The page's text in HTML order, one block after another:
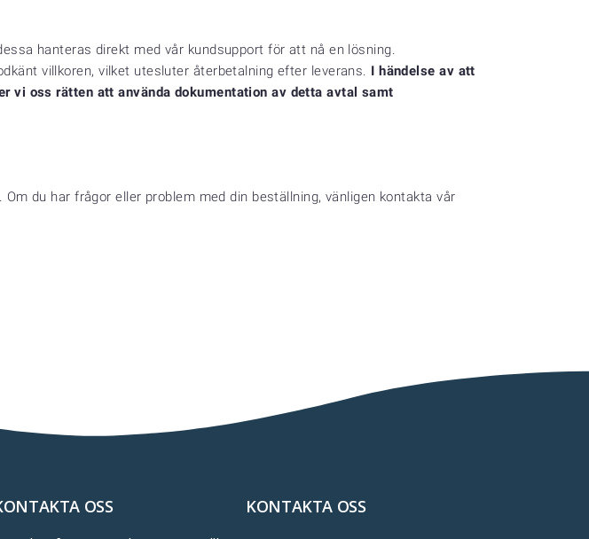
hanteras direkt med vår kundsupport för att nå en lösning.
villkoren, vilket utesluter återbetalning efter leverans. I händelse av att
vi oss rätten att använda dokumentation av detta avtal samt
du har frågor eller problem med din beställning, vänligen kontakta vår
OSS KONTAKTA OSS